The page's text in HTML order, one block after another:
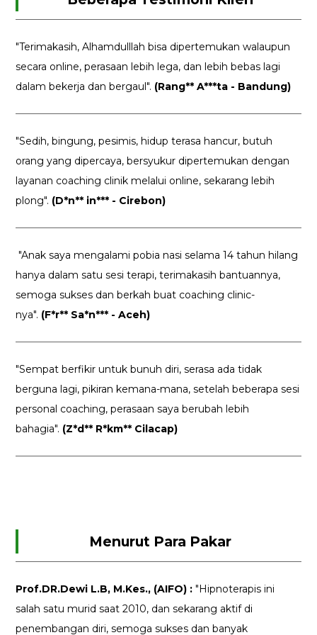
"Terimakasih, Alhamdulllah bisa dipertemukan walaupun
secara online, perasaan lebih lega, dan lebih bebas lagi
dalam bekerja dan bergaul". (Rang** A***ta - Bandung)
"Sedih, bingung, pesimis, hidup terasa hancur, butuh
orang yang dipercaya, bersyukur dipertemukan dengan
layanan coaching clinik melalui online, sekarang lebih
plong". (D*n** in*** - Cirebon)
"Anak saya mengalami pobia nasi selama 14 tahun hilang
hanya dalam satu sesi terapi, terimakasih bantuannya,
semoga sukses dan berkah buat coaching clinic-
nya". (F*r** Sa*n*** - Aceh)
"Sempat berfikir untuk bunuh diri, serasa ada tidak
berguna lagi, pikiran kemana-mana, setelah beberapa sesi
personal coaching, perasaan saya berubah lebih
bahagia". (Z*d** R*km** Cilacap)
Menurut Para Pakar
Prof.DR.Dewi L.B, M.Kes., (AIFO) :"Hipnoterapis ini
salah satu murid saat 2010, dan sekarang aktif di
penembangan diri, semoga sukses dan banyak